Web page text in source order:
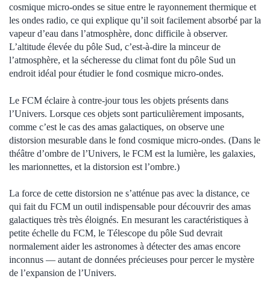
cosmique micro-ondes se situe entre le rayonnement thermique et
les ondes radio, ce qui explique qu’il soit facilement absorbé par la
vapeur d’eau dans l’atmosphère, donc difficile à observer.
L’altitude élevée du pôle Sud, c’est-à-dire la minceur de
l’atmosphère, et la sécheresse du climat font du pôle Sud un
endroit idéal pour étudier le fond cosmique micro-ondes.
Le FCM éclaire à contre-jour tous les objets présents dans
l’Univers. Lorsque ces objets sont particulièrement imposants,
comme c’est le cas des amas galactiques, on observe une
distorsion mesurable dans le fond cosmique micro-ondes. (Dans le
théâtre d’ombre de l’Univers, le FCM est la lumière, les galaxies,
les marionnettes, et la distorsion est l’ombre.)
La force de cette distorsion ne s’atténue pas avec la distance, ce
qui fait du FCM un outil indispensable pour découvrir des amas
galactiques très très éloignés. En mesurant les caractéristiques à
petite échelle du FCM, le Télescope du pôle Sud devrait
normalement aider les astronomes à détecter des amas encore
inconnus — autant de données précieuses pour percer le mystère
de l’expansion de l’Univers.